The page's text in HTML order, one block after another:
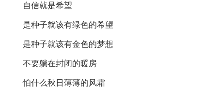
自信就是希望
是种子就该有绿色的希望
是种子就该有金色的梦想
不要躺在封闭的暖房
怕什么秋日薄薄的风霜